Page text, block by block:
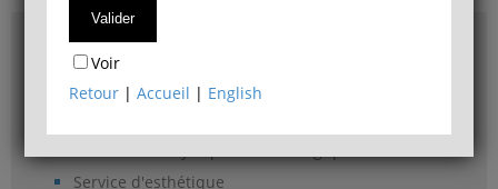
Accès & plans
Bibliothèque du Département de philosophie
Service d'esthétique
Voir
Retour |Accueil | English